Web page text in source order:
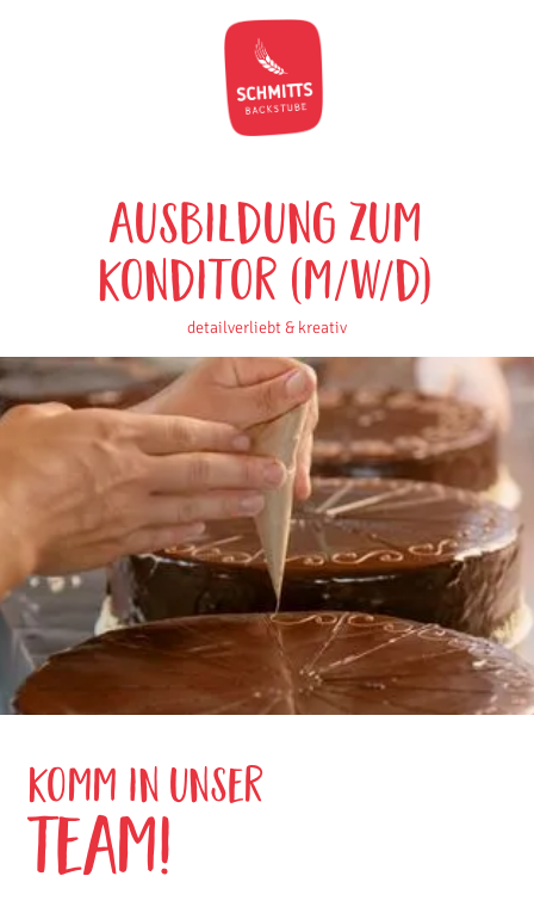
Ausbildung zum
Konditor (m/w/d)
detailverliebt & kreativ
Komm in unser
Team!